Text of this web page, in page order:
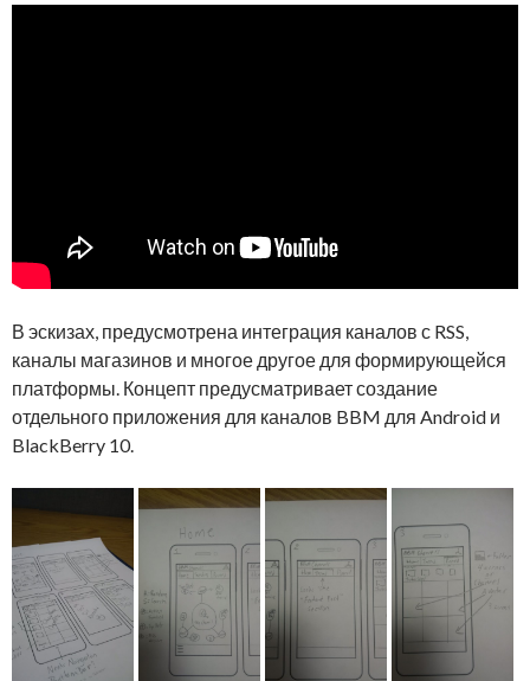
В эскизах, предусмотрена интеграция каналов с RSS,
каналы магазинов и многое другое для формирующейся
платформы. Концепт предусматривает создание
отдельного приложения для каналов BBM для Android и
BlackBerry 10.